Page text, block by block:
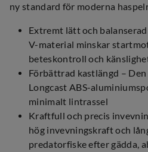
ny standard för moderna
Extremt lätt och
V-material minskar
beteskontroll och
Förbättrad kastlängd –
Longcast ABS-
minimalt lintrassel
Kraftfull och precis
hög invevningskraft och
predatorfiske efter gädda,